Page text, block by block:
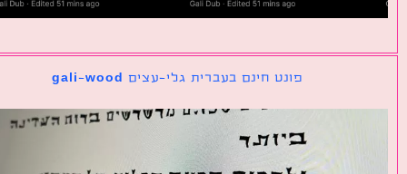
פונט חינם בעברית גלי-עצים gali-wood